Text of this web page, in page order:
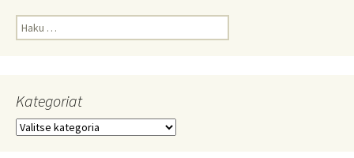
Haku:
Kategoriat
Kategoriat